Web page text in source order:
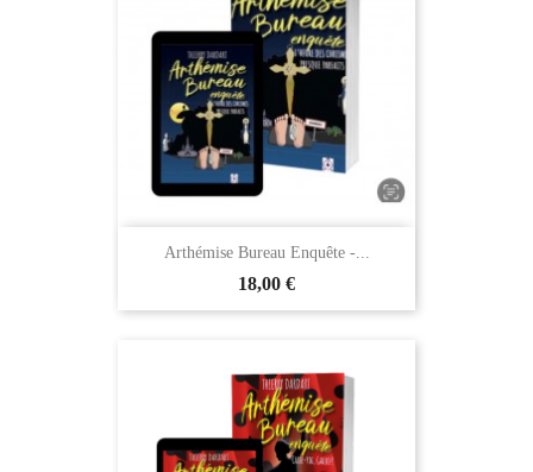
Arthémise Bureau Enquête -...
18,00 €